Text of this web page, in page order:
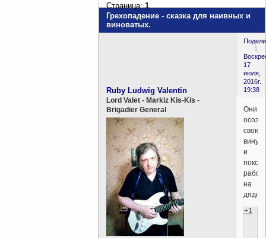
Грехопадение - сказка для наивных и
виноватых.
Страница:1
1
17
июля,
2016г.
19:38
Ruby Ludwig Valentin
Lord Valet - Markiz Kis-Kis -
Brigadier General
Они
свою
вину
и
на
дядю.
+1